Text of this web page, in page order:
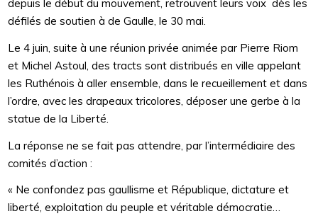
depuis le début du mouvement, retrouvent leurs voix dès les
défilés de soutien à de Gaulle, le 30 mai.
Le 4 juin, suite à une réunion privée animée par Pierre Riom
et Michel Astoul, des tracts sont distribués en ville appelant
les Ruthénois à aller ensemble, dans le recueillement et dans
l’ordre, avec les drapeaux tricolores, déposer une gerbe à la
statue de la Liberté.
La réponse ne se fait pas attendre, par l’intermédiaire des
comités d’action :
« Ne confondez pas gaullisme et République, dictature et
liberté, exploitation du peuple et véritable démocratie…